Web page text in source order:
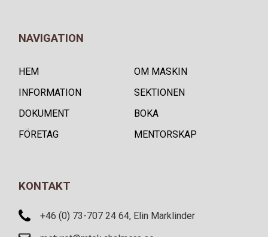
NAVIGATION
HEM
OM MASKIN
INFORMATION
SEKTIONEN
DOKUMENT
BOKA
FÖRETAG
MENTORSKAP
KONTAKT
+46 (0) 73-707 24 64, Elin Marklinder